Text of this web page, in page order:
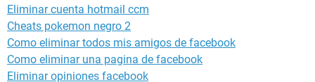
Eliminar cuenta hotmail ccm
Cheats pokemon negro 2
Como eliminar todos mis amigos de facebook
Como eliminar una pagina de facebook
Eliminar opiniones facebook